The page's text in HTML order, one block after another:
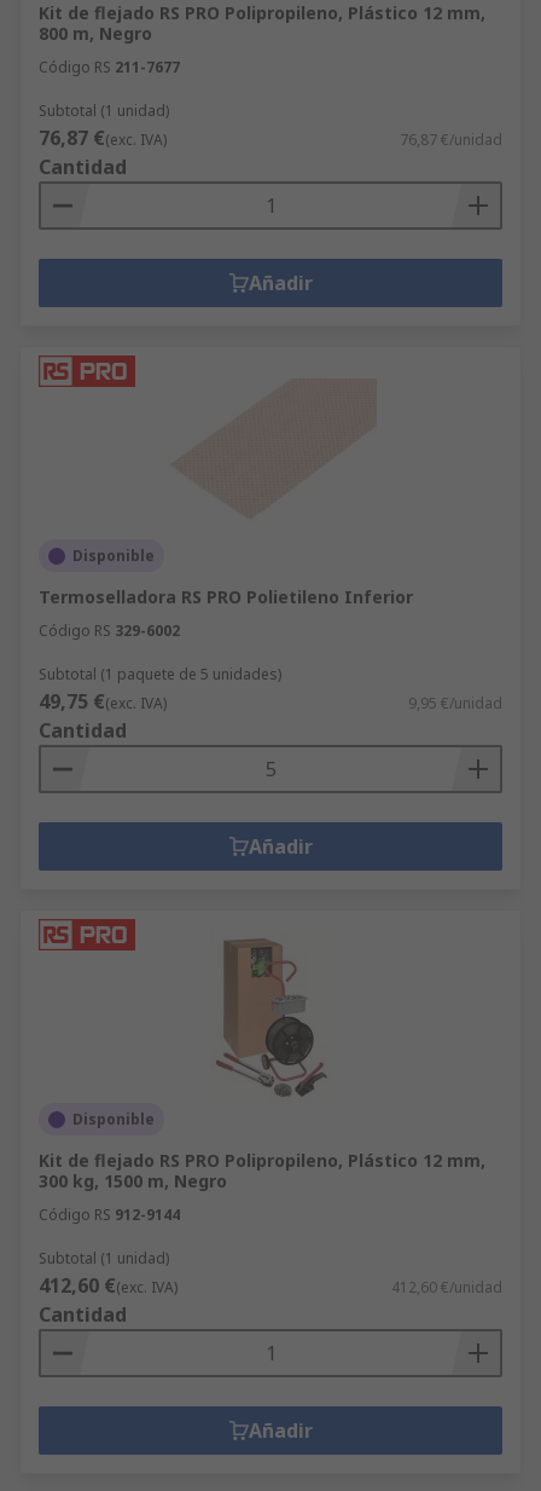
Kit de flejado RS PRO Polipropileno, Plástico 12 mm,
800 m, Negro
Código RS 211-7677
Subtotal (1 unidad)
76,87 €(exc. IVA) 76,87 €/unidad
Cantidad
Añadir
Disponible
Termoselladora RS PRO Polietileno Inferior
Código RS 329-6002
Subtotal (1 paquete de 5 unidades)
49,75 €(exc. IVA) 9,95 €/unidad
Cantidad
Añadir
Disponible
Kit de flejado RS PRO Polipropileno, Plástico 12 mm,
300 kg, 1500 m, Negro
Código RS 912-9144
Subtotal (1 unidad)
412,60 €(exc. IVA) 412,60 €/unidad
Cantidad
Añadir